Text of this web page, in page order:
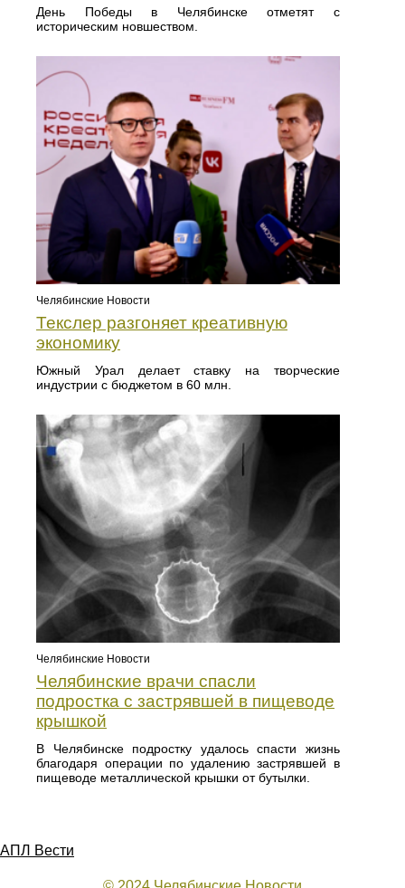
День Победы в Челябинске отметят с
историческим новшеством.
Челябинские Новости
Текслер разгоняет креативную
экономику
Южный Урал делает ставку на творческие
индустрии с бюджетом в 60 млн.
Челябинские Новости
Челябинские врачи спасли
подростка с застрявшей в пищеводе
крышкой
В Челябинске подростку удалось спасти жизнь
благодаря операции по удалению застрявшей в
пищеводе металлической крышки от бутылки.
АПЛ Вести